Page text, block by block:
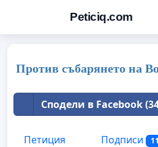
Peticiq.com
Против събарянето на
Сподели в Facebook
Петиция Подписи